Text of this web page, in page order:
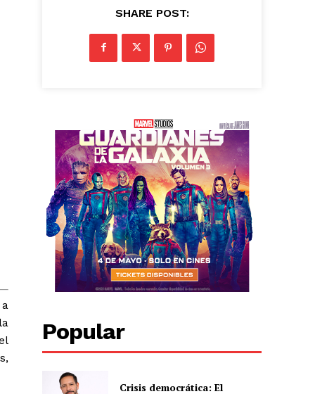
SHARE POST:
Popular
Crisis democrática: El